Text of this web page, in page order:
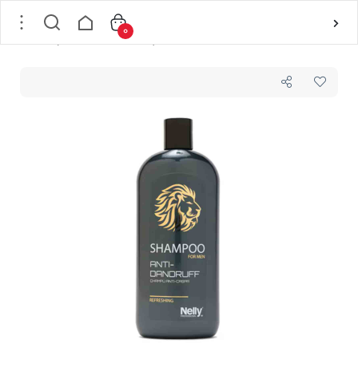
شامپو ضد شوره مو مردانه نلی پروفشنال NELLY مدل ANTI-CASPA حجم 400 میل
0